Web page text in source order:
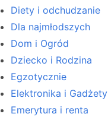
Diety i odchudzanie
Dla najmłodszych
Dom i Ogród
Dziecko i Rodzina
Egzotycznie
Elektronika i Gadżety
Emerytura i renta